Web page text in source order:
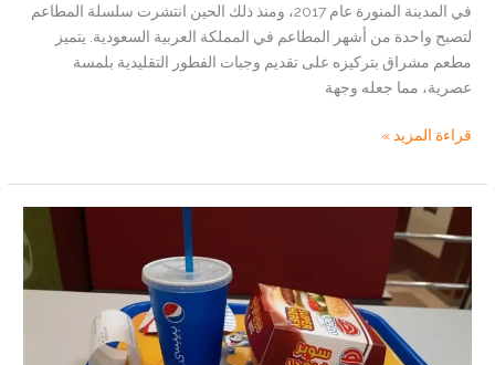
في المدينة المنورة عام 2017، ومنذ ذلك الحين انتشرت سلسلة المطاعم
لتصبح واحدة من أشهر المطاعم في المملكة العربية السعودية. يتميز
مطعم مشراق بتركيزه على تقديم وجبات الفطور التقليدية بلمسة
عصرية، مما جعله وجهة
مطعم
في
مكة
_الموقع
المميزات..
قراءة المزيد »